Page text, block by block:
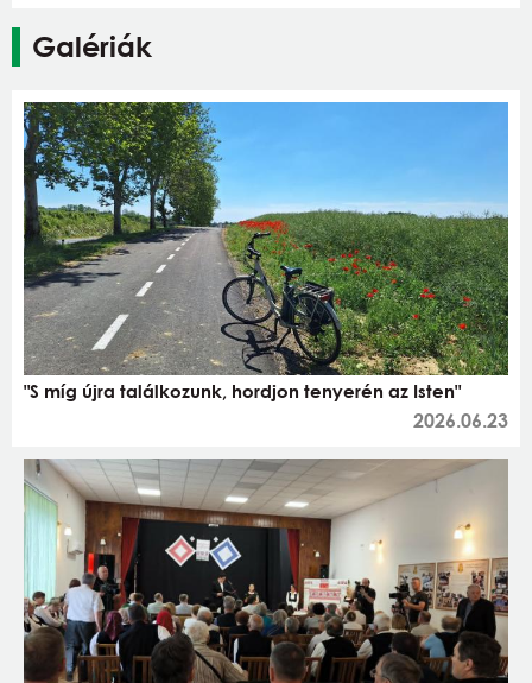
Galériák
"S míg újra találkozunk, hordjon tenyerén az Isten"
2026.06.23